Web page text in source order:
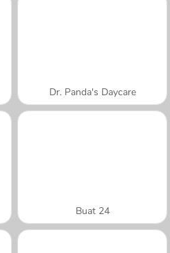
Dr. Panda's Daycare
Buat 24